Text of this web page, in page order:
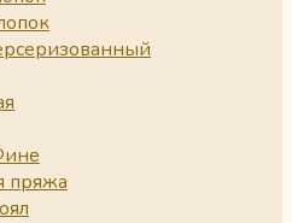
пряжа